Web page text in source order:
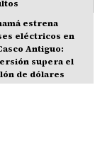
estrena
eléctricos en
Antiguo:
supera el
de dólares